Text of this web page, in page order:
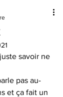
savoir ne
pas au-
et ça fait un